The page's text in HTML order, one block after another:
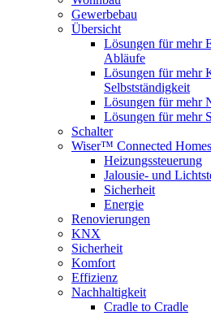
Gewerbebau
Übersicht
Lösungen für mehr
Abläufe
Lösungen für mehr
Selbstständigkeit
Lösungen für mehr
Lösungen für mehr
Schalter
Wiser™ Connected Homes
Heizungssteuerung
Jalousie- und
Sicherheit
Energie
Renovierungen
KNX
Sicherheit
Komfort
Effizienz
Nachhaltigkeit
Cradle to Cradle